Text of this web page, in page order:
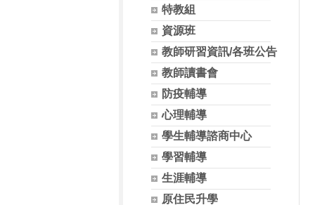
特教組
資源班
教師研習資訊/各班公告
教師讀書會
防疫輔導
心理輔導
學生輔導諮商中心
學習輔導
生涯輔導
原住民升學